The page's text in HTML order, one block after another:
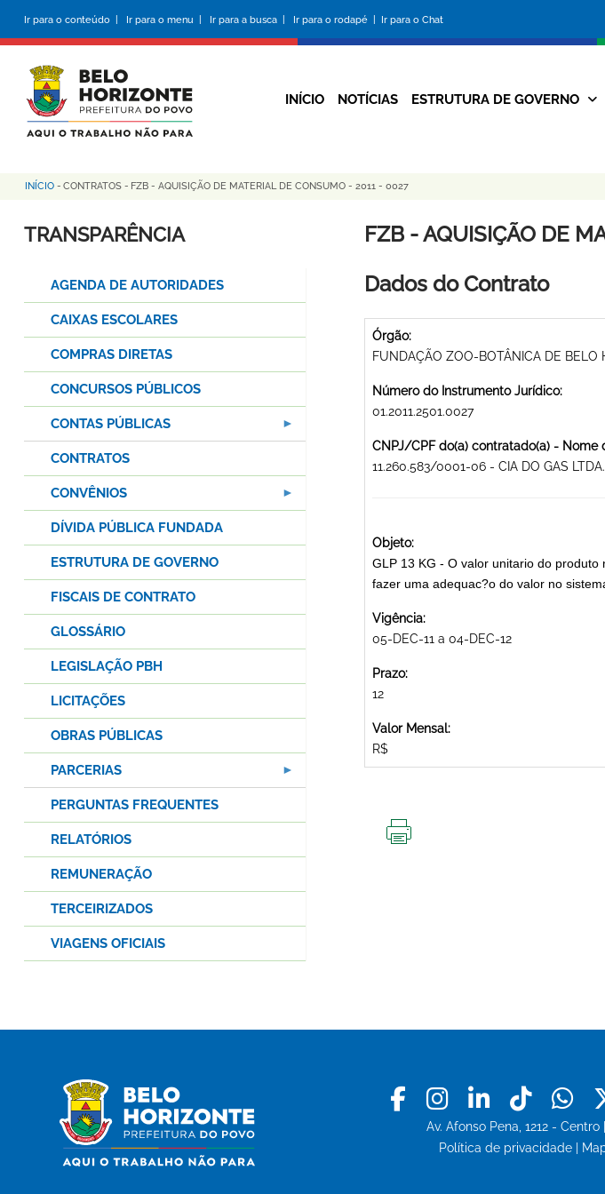
conteúdo
principal
Ir para o conteúdo | Ir para o menu | Ir para a busca | Ir para o rodapé | Ir para o Chat
da
INÍCIO NOTÍCIAS ESTRUTURA DE GOVERNO
Trilha
de
INÍCIO - CONTRATOS - FZB - AQUISIÇÃO DE MATERIAL DE CONSUMO - 2011 - 0027
FZB - AQUISIÇÃO DE
Dados do Contrato
Órgão:
FUNDAÇÃO ZOO-BOTÂNICA DE BELO
Número do Instrumento Jurídico:
01.2011.2501.0027
CNPJ/CPF do(a) contratado(a) - Nome
11.260.583/0001-06 - CIA DO GAS
Objeto:
GLP 13 KG - O valor unitario do
fazer uma adequac?o do valor no
Vigência:
05-DEC-11 a 04-DEC-12
Prazo:
12
Valor Mensal:
R$
TRANSPARÊNCIA
AGENDA DE AUTORIDADES
CAIXAS ESCOLARES
COMPRAS DIRETAS
CONCURSOS PÚBLICOS
CONTAS PÚBLICAS
CONTRATOS
CONVÊNIOS
DÍVIDA PÚBLICA FUNDADA
ESTRUTURA DE GOVERNO
FISCAIS DE CONTRATO
GLOSSÁRIO
LEGISLAÇÃO PBH
LICITAÇÕES
OBRAS PÚBLICAS
PARCERIAS
PERGUNTAS FREQUENTES
RELATÓRIOS
REMUNERAÇÃO
TERCEIRIZADOS
VIAGENS OFICIAIS
Facebook
Instagram
Linkedin
Av. Afonso Pena, 1212 - Centro
Política de privacidade